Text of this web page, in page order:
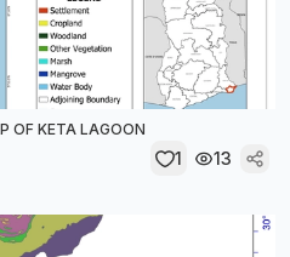
OF KETA LAGOON
1 13